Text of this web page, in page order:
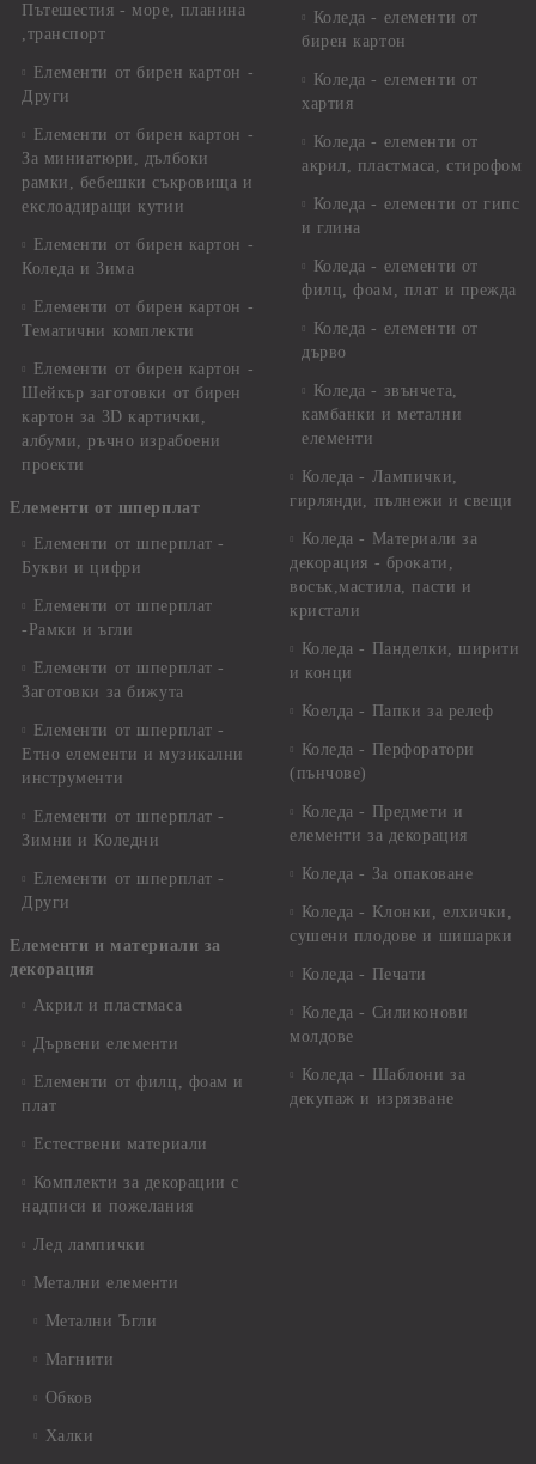
Пътешестия - море, планина
,транспорт
Елементи от бирен картон -
Други
Елементи от бирен картон -
За миниатюри, дълбоки
рамки, бебешки съкровища и
екслоадиращи кутии
Елементи от бирен картон -
Коледа и Зима
Елементи от бирен картон -
Тематични комплекти
Елементи от бирен картон -
Шейкър заготовки от бирен
картон за 3D картички,
албуми, ръчно израбоени
проекти
Елементи от шперплат
Елементи от шперплат -
Букви и цифри
Елементи от шперплат
-Рамки и ъгли
Елементи от шперплат -
Заготовки за бижута
Елементи от шперплат -
Етно елементи и музикални
инструменти
Елементи от шперплат -
Зимни и Коледни
Елементи от шперплат -
Други
Елементи и материали за
декорация
Акрил и пластмаса
Дървени елементи
Елементи от филц, фоам и
плат
Естествени материали
Комплекти за декорации с
надписи и пожелания
Лед лампички
Метални елементи
Метални Ъгли
Магнити
Обков
Халки
Коледа - елементи от
бирен картон
Коледа - елементи от
хартия
Коледа - елементи от
акрил, пластмаса, стирофом
Коледа - елементи от гипс
и глина
Коледа - елементи от
филц, фоам, плат и прежда
Коледа - елементи от
дърво
Коледа - звънчета,
камбанки и метални
елементи
Коледа - Лампички,
гирлянди, пълнежи и свещи
Коледа - Материали за
декорация - брокати,
восък,мастила, пасти и
кристали
Коледа - Панделки, ширити
и конци
Коелда - Папки за релеф
Коледа - Перфоратори
(пънчове)
Коледа - Предмети и
елементи за декорация
Коледа - За опаковане
Коледа - Kлонки, елхички,
сушени плодове и шишарки
Коледа - Печати
Коледа - Силиконови
молдове
Коледа - Шаблони за
декупаж и изрязване